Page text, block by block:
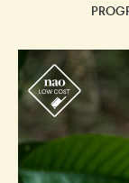
r